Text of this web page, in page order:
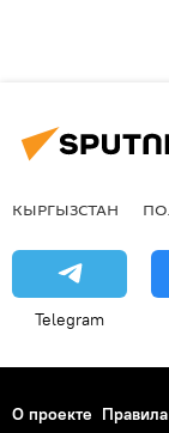
КЫРГЫЗСТАН
Telegram
О проекте